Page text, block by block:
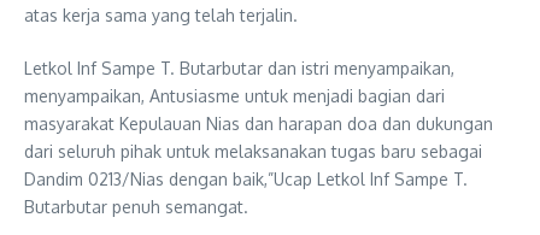
atas kerja sama yang telah terjalin.
Letkol Inf Sampe T. Butarbutar dan istri menyampaikan,
menyampaikan, Antusiasme untuk menjadi bagian dari
masyarakat Kepulauan Nias dan harapan doa dan dukungan
dari seluruh pihak untuk melaksanakan tugas baru sebagai
Dandim 0213/Nias dengan baik,”Ucap Letkol Inf Sampe T.
Butarbutar penuh semangat.